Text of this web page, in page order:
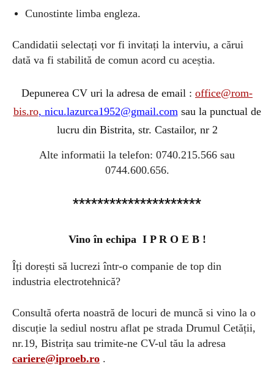
Cunostinte limba engleza.
Candidatii selectați vor fi invitați la interviu, a cărui
dată va fi stabilită de comun acord cu aceștia.
Depunerea CV uri la adresa de email : office@rom-
bis.ro, nicu.lazurca1952@gmail.com sau la punctual de
lucru din Bistrita, str. Castailor, nr 2
Alte informatii la telefon: 0740.215.566 sau
0744.600.656.
*********************
Vinoîn echipa I P R O E B !
Îți dorești să lucrezi într-o companie de top din
industria electrotehnică?
Consultă oferta noastră de locuri de muncă si vino la o
discuție la sediul nostru aflat pe strada Drumul Cetății,
nr.19, Bistrița sau trimite-ne CV-ul tău la adresa
cariere@iproeb.ro .